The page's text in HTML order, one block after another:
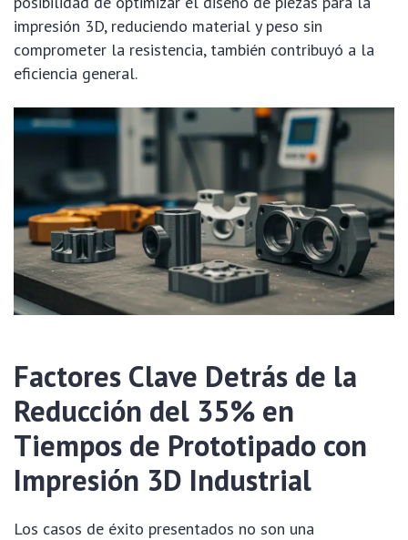
impresión 3D, reduciendo material y peso sin
comprometer la resistencia, también contribuyó a la
eficiencia general.
Factores Clave Detrás de la
Reducción del 35% en
Tiempos de Prototipado con
Impresión 3D Industrial
Los casos de éxito presentados no son una